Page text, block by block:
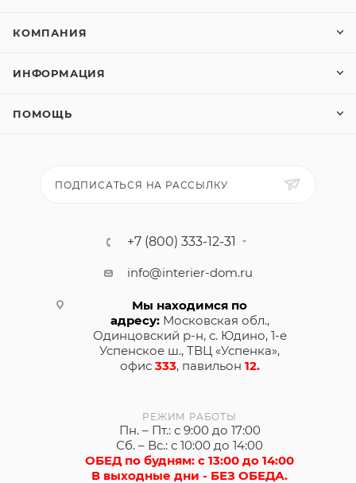
КОМПАНИЯ
ИНФОРМАЦИЯ
ПОМОЩЬ
ПОДПИСАТЬСЯ НА РАССЫЛКУ
+7 (800) 333-12-31
info@interier-dom.ru
Мы находимся по
адресу:Московская обл.,
Одинцовский р-н, с. Юдино, 1-е
Успенское ш., ТВЦ «Успенка»,
офис 333, павильон 12.
РЕЖИМ РАБОТЫ
Пн. – Пт.: с 9:00 до 17:00
Сб. – Вс.: с 10:00 до 14:00
ОБЕД по будням: с 13:00 до 14:00
В выходные дни - БЕЗ ОБЕДА.